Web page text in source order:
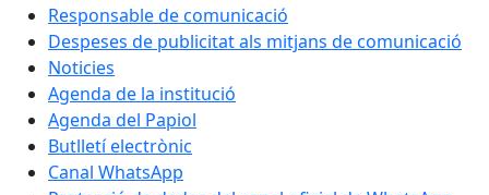
Responsable de comunicació
Despeses de publicitat als mitjans de comunicació
Noticies
Agenda de la institució
Agenda del Papiol
Butlletí electrònic
Canal WhatsApp